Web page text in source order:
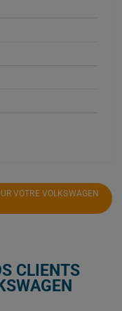
VOTRE VOLKSWAGEN
CLIENTS